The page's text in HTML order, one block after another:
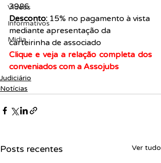
Vídeos
Informativos
Midia
3986
Desconto: 15% no pagamento à vista
mediante apresentação da
carteirinha de associado
Clique e veja a relação completa dos
conveniados com a Assojubs
Judiciário
Notícias
Posts recentes Ver tudo